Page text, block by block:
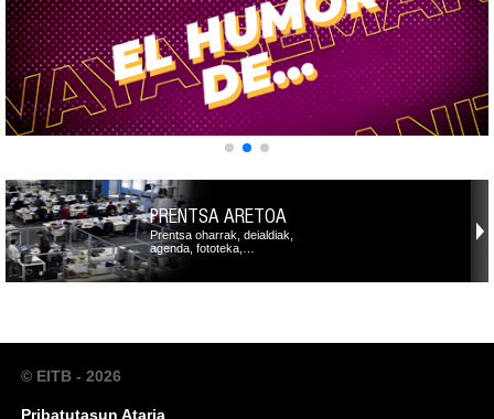
PRENTSA ARETOA
Prentsa oharrak, deialdiak,
agenda, fototeka,…
© EITB - 2026
Pribatutasun Ataria